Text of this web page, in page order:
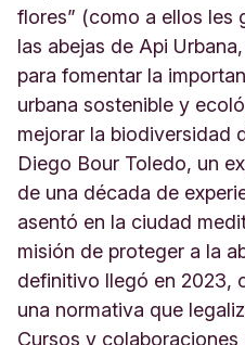
flores” (como a ellos les
las abejas de Api
para fomentar la
urbana sostenible y
mejorar la biodiversidad
Diego Bour Toledo, un
de una década de
asentó en la ciudad
misión de proteger a la
definitivo llegó en 2023,
una normativa que
Cursos y colaboraciones